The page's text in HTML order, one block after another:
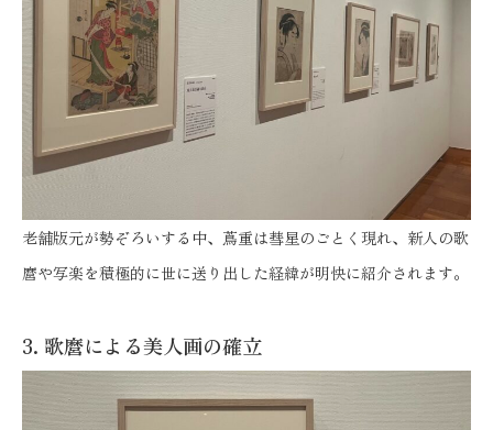
老舗版元が勢ぞろいする中、蔦重は彗星のごとく現れ、新人の歌
麿や写楽を積極的に世に送り出した経緯が明快に紹介されます。
3. 歌麿による美人画の確立